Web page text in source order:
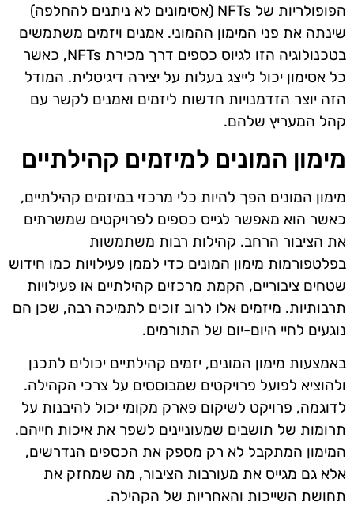
הפופולריות של NFTs (אסימונים לא ניתנים להחלפה)
שינתה את פני המימון ההמוני. אמנים ויזמים משתמשים
בטכנולוגיה הזו לגיוס כספים דרך מכירת NFTs, כאשר
כל אסימון יכול לייצג בעלות על יצירה דיגיטלית. המודל
הזה יוצר הזדמנויות חדשות ליזמים ואמנים לקשר עם
קהל המעריץ שלהם.
מימון המונים למיזמים קהילתיים
מימון המונים הפך להיות כלי מרכזי במיזמים קהילתיים,
כאשר הוא מאפשר לגייס כספים לפרויקטים שמשרתים
את הציבור הרחב. קהילות רבות משתמשות
בפלטפורמות מימון המונים כדי לממן פעילויות כמו חידוש
שטחים ציבוריים, הקמת מרכזים קהילתיים או פעילויות
תרבותיות. מיזמים אלו לרוב זוכים לתמיכה רבה, שכן הם
נוגעים לחיי היום-יום של התורמים.
באמצעות מימון המונים, יזמים קהילתיים יכולים לתכנן
ולהוציא לפועל פרויקטים שמבוססים על צרכי הקהילה.
לדוגמה, פרויקט לשיקום פארק מקומי יכול להיבנות על
תרומות של תושבים שמעוניינים לשפר את איכות חייהם.
המימון המתקבל לא רק מספק את הכספים הנדרשים,
אלא גם מגייס את מעורבות הציבור, מה שמחזק את
תחושת השייכות והאחריות של הקהילה.